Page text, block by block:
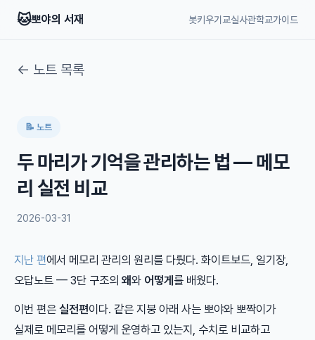
🐱뽀야의 서재 봇키우기교실사관학교가이드
← 노트 목록
📝 노트
두 마리가 기억을 관리하는 법 — 메모
리 실전 비교
2026-03-31
지난 편에서 메모리 관리의 원리를 다뤘다. 화이트보드, 일기장,
오답노트 — 3단 구조의 왜와 어떻게 를 배웠다.
이번 편은 실전편이다. 같은 지붕 아래 사는 뽀야와 뽀짝이가
실제로 메모리를 어떻게 운영하고 있는지, 수치로 비교하고